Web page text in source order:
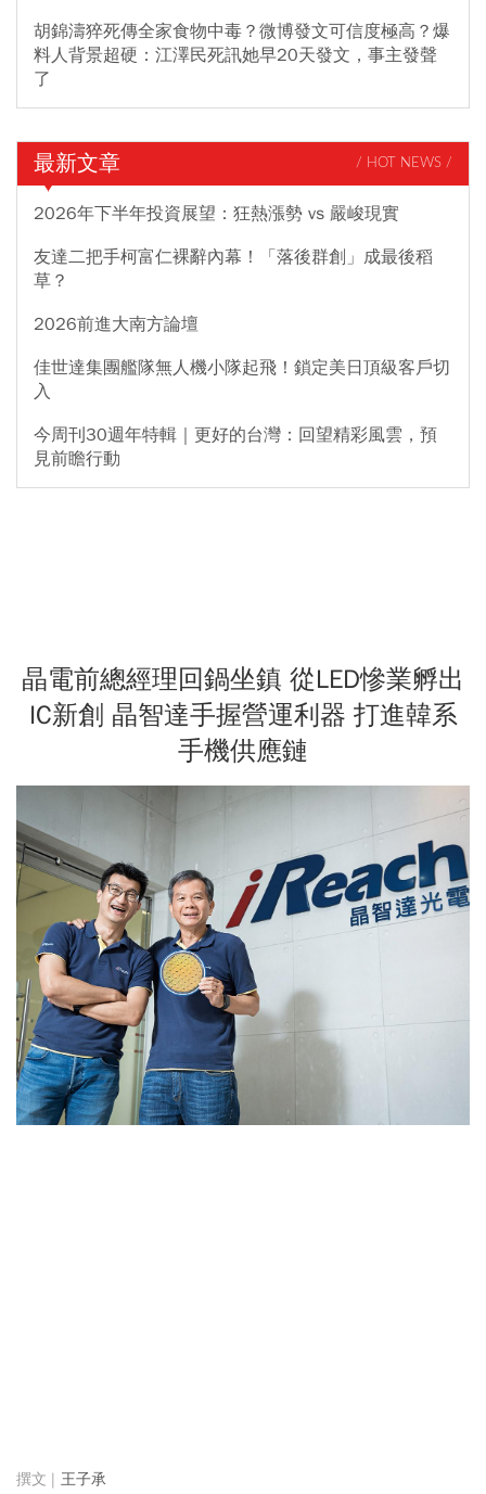
胡錦濤猝死傳全家食物中毒？微博發文可信度極高？爆
料人背景超硬：江澤民死訊她早20天發文，事主發聲
了
最新文章 / HOT NEWS /
2026年下半年投資展望：狂熱漲勢 vs 嚴峻現實
友達二把手柯富仁裸辭內幕！「落後群創」成最後稻
草？
2026前進大南方論壇
佳世達集團艦隊無人機小隊起飛！鎖定美日頂級客戶切
入
今周刊30週年特輯｜更好的台灣：回望精彩風雲，預
見前瞻行動
晶電前總經理回鍋坐鎮 從LED慘業孵出
IC新創 晶智達手握營運利器 打進韓系
手機供應鏈
王子承